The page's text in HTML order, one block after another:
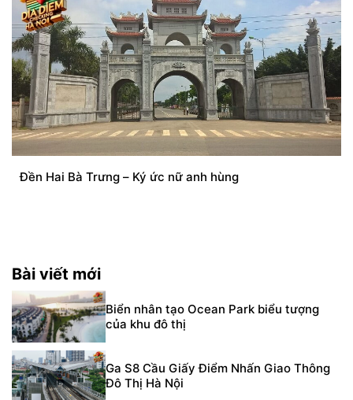
Đền Hai Bà Trưng – Ký ức nữ anh hùng
Bài viết mới
Biển nhân tạo Ocean Park biểu tượng
của khu đô thị
Ga S8 Cầu Giấy Điểm Nhấn Giao Thông
Đô Thị Hà Nội